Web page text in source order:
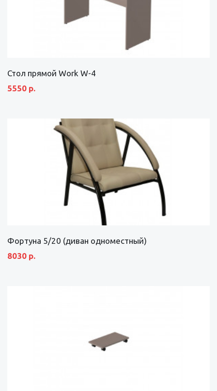
Стол прямой Work W-4
5550 р.
Фортуна 5/20 (диван одноместный)
8030 р.